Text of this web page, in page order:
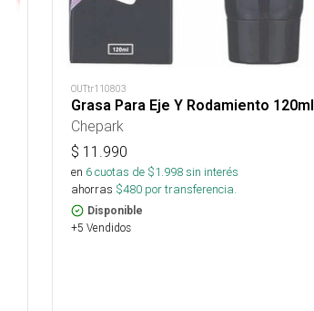
OUTtr110803
Grasa Para Eje Y Rodamiento 120ml
Chepark
$ 11.990
en 6cuotas de $1.998sin interés
ahorras $480 por transferencia.
Disponible
+5 Vendidos